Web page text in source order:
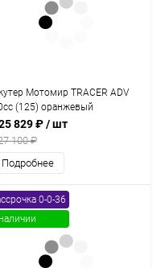
Мотомир TRACER ADV
(125) оранжевый
829 ₽/ шт
100 ₽
Подробнее
0-0-36